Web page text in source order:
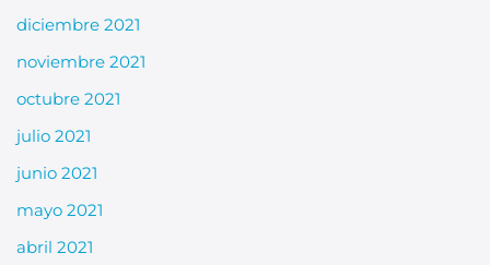
diciembre 2021
noviembre 2021
octubre 2021
julio 2021
junio 2021
mayo 2021
abril 2021